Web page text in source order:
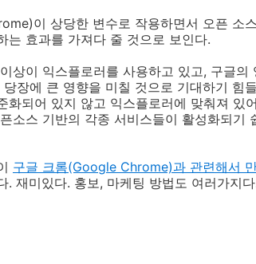
이 상당한 변수로 작용하면서 오픈 소
는 효과를 가져다 줄 것으로 보인다.
상이 익스플로러를 사용하고 있고, 구글의
장에 큰 영향을 미칠 것으로 기대하기 힘
화되어 있지 않고 익스플로러에 맞춰져 있
소스 기반의 각종 서비스들이 활성화되기
구글 크롬(Google Chrome)과 관련해서
. 재미있다. 홍보, 마케팅 방법도 여러가지